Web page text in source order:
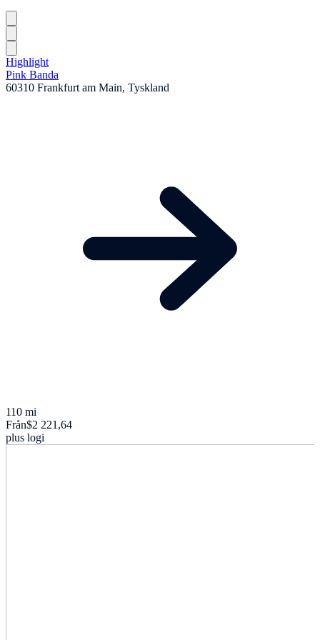
Highlight
Pink Banda
60310 Frankfurt am Main, Tyskland
110 mi
Från$2 221,64
plus logi